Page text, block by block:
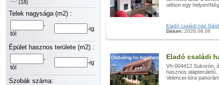
(18)
Telek nagysága (m2) :
-
tól
-ig
Épület hasznos területe (m2) :
-
tól
-ig
Szobák száma:
otthon egy
Eladó családi ház
Dátum: 2026.08.06
Eladó családi
Vh-004412 Sukorón,
hasznos
Velencei-tóra